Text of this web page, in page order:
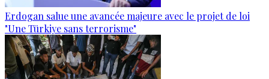
Erdogan salue une avancée majeure avec le projet de loi
"Une Türkiye sans terrorisme"